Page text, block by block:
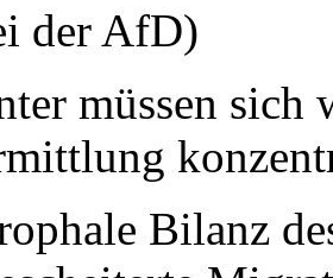
der AfD)
müssen
Bilanz